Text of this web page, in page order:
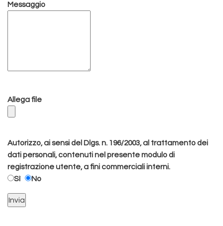
Messaggio
Allega file
Autorizzo, ai sensi del Dlgs. n. 196/2003, al trattamento dei
dati personali, contenuti nel presente modulo di
registrazione utente, a fini commerciali interni.
Sì
No